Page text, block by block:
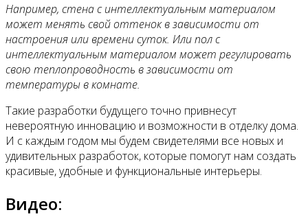
Например, стена с интеллектуальным материалом
может менять свой оттенок в зависимости от
настроения или времени суток. Или пол с
интеллектуальным материалом может регулировать
свою теплопроводность в зависимости от
температуры в комнате.
Такие разработки будущего точно привнесут
невероятную инновацию и возможности в отделку дома.
И с каждым годом мы будем свидетелями все новых и
удивительных разработок, которые помогут нам создать
красивые, удобные и функциональные интерьеры.
Видео: